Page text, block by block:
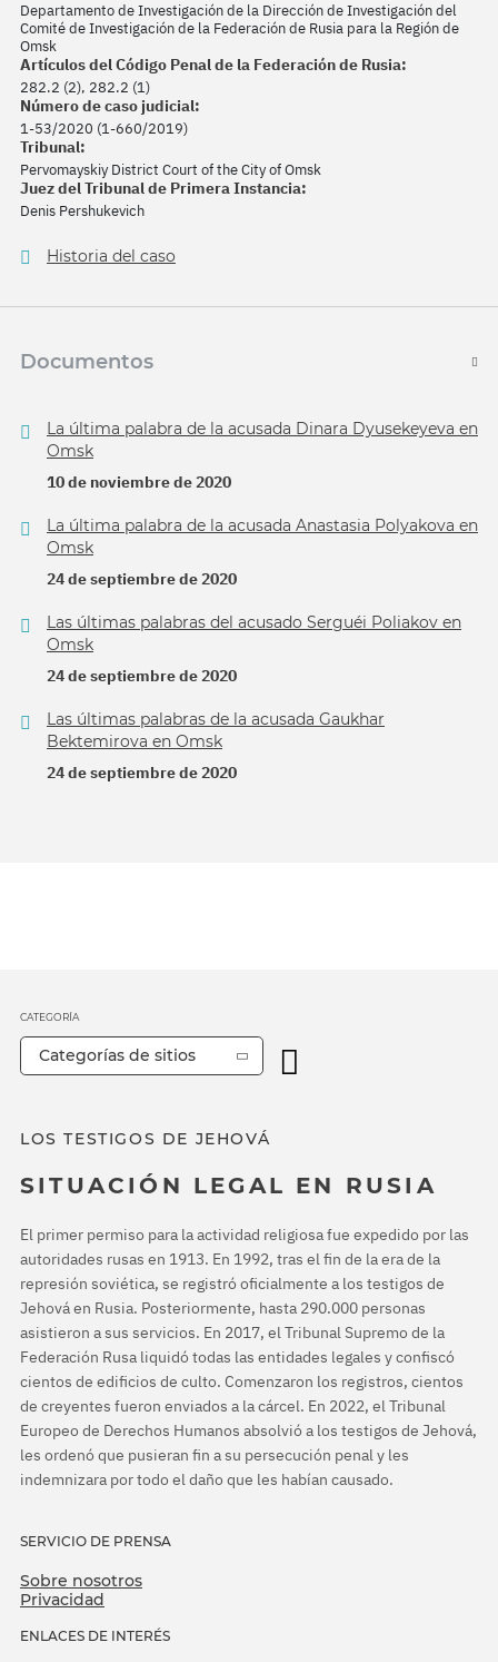
Departamento de Investigación de la Dirección de Investigación del
Comité de Investigación de la Federación de Rusia para la Región de
Omsk
Artículos del Código Penal de la Federación de Rusia:
282.2 (2), 282.2 (1)
Número de caso judicial:
1-53/2020 (1-660/2019)
Tribunal:
Pervomayskiy District Court of the City of Omsk
Juez del Tribunal de Primera Instancia:
Denis Pershukevich
Historia del caso
Documentos
La última palabra de la acusada Dinara Dyusekeyeva en
Omsk
10 de noviembre de 2020
La última palabra de la acusada Anastasia Polyakova en
Omsk
24 de septiembre de 2020
Las últimas palabras del acusado Serguéi Poliakov en
Omsk
24 de septiembre de 2020
Las últimas palabras de la acusada Gaukhar
Bektemirova en Omsk
24 de septiembre de 2020
LOS TESTIGOS DE JEHOVÁ
SITUACIÓN LEGAL EN RUSIA
El primer permiso para la actividad religiosa fue expedido por las
autoridades rusas en 1913. En 1992, tras el fin de la era de la
represión soviética, se registró oficialmente a los testigos de
Jehová en Rusia. Posteriormente, hasta 290.000 personas
asistieron a sus servicios. En 2017, el Tribunal Supremo de la
Federación Rusa liquidó todas las entidades legales y confiscó
cientos de edificios de culto. Comenzaron los registros, cientos
de creyentes fueron enviados a la cárcel. En 2022, el Tribunal
Europeo de Derechos Humanos absolvió a los testigos de Jehová,
les ordenó que pusieran fin a su persecución penal y les
indemnizara por todo el daño que les habían causado.
SERVICIO DE PRENSA
Sobre nosotros
Privacidad
ENLACES DE INTERÉS
CATEGORÍA
Categorías de sitios